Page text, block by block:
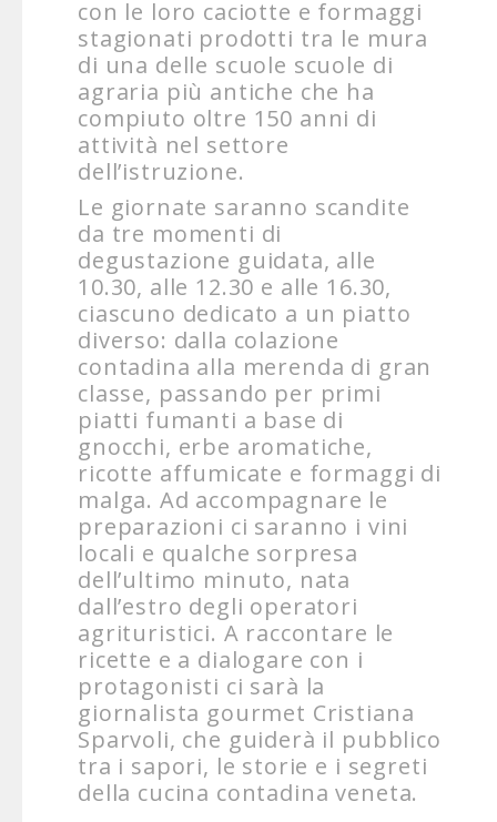
con le loro caciotte e formaggi
stagionati prodotti tra le mura
di una delle scuole scuole di
agraria più antiche che ha
compiuto oltre 150 anni di
attività nel settore
dell’istruzione.
Le giornate saranno scandite
da tre momenti di
degustazione guidata, alle
10.30, alle 12.30 e alle 16.30,
ciascuno dedicato a un piatto
diverso: dalla colazione
contadina alla merenda di gran
classe, passando per primi
piatti fumanti a base di
gnocchi, erbe aromatiche,
ricotte affumicate e formaggi di
malga. Ad accompagnare le
preparazioni ci saranno i vini
locali e qualche sorpresa
dell’ultimo minuto, nata
dall’estro degli operatori
agrituristici. A raccontare le
ricette e a dialogare con i
protagonisti ci sarà la
giornalista gourmet Cristiana
Sparvoli, che guiderà il pubblico
tra i sapori, le storie e i segreti
della cucina contadina veneta.